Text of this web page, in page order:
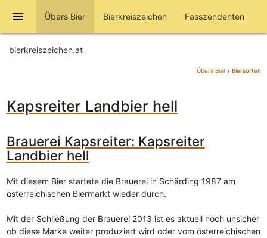
menu Übers Bier Bierkreiszeichen Fasszendenten
bierkreiszeichen.at
Übers Bier/ Biersorten
Kapsreiter Landbier hell
Brauerei Kapsreiter: Kapsreiter
Landbier hell
Mit diesem Bier startete die Brauerei in Schärding 1987 am
österreichischen Biermarkt wieder durch.
Mit der Schließung der Brauerei 2013 ist es aktuell noch unsicher
ob diese Marke weiter produziert wird oder vom österreichischen